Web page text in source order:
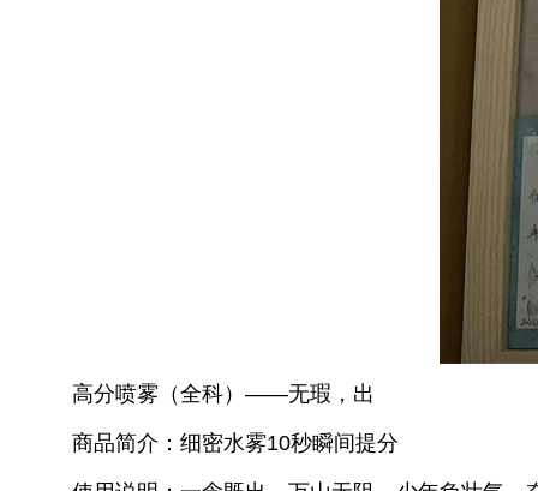
高分喷雾（全科）——无瑕，出
商品简介：细密水雾10秒瞬间提分